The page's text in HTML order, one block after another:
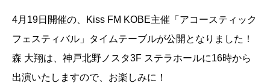
4月19日開催の、Kiss FM KOBE主催「アコースティック
フェスティバル」タイムテーブルが公開となりました！
森 大翔は、神戸北野ノスタ3F ステラホールに16時から
出演いたしますので、お楽しみに！